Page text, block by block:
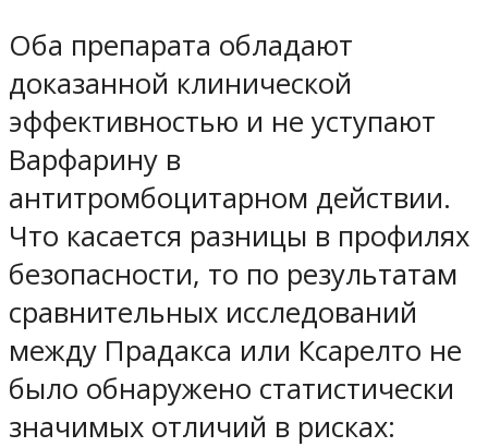
Оба препарата обладают
доказанной клинической
эффективностью и не уступают
Варфарину в
антитромбоцитарном действии.
Что касается разницы в профилях
безопасности, то по результатам
сравнительных исследований
между Прадакса или Ксарелто не
было обнаружено статистически
значимых отличий в рисках: